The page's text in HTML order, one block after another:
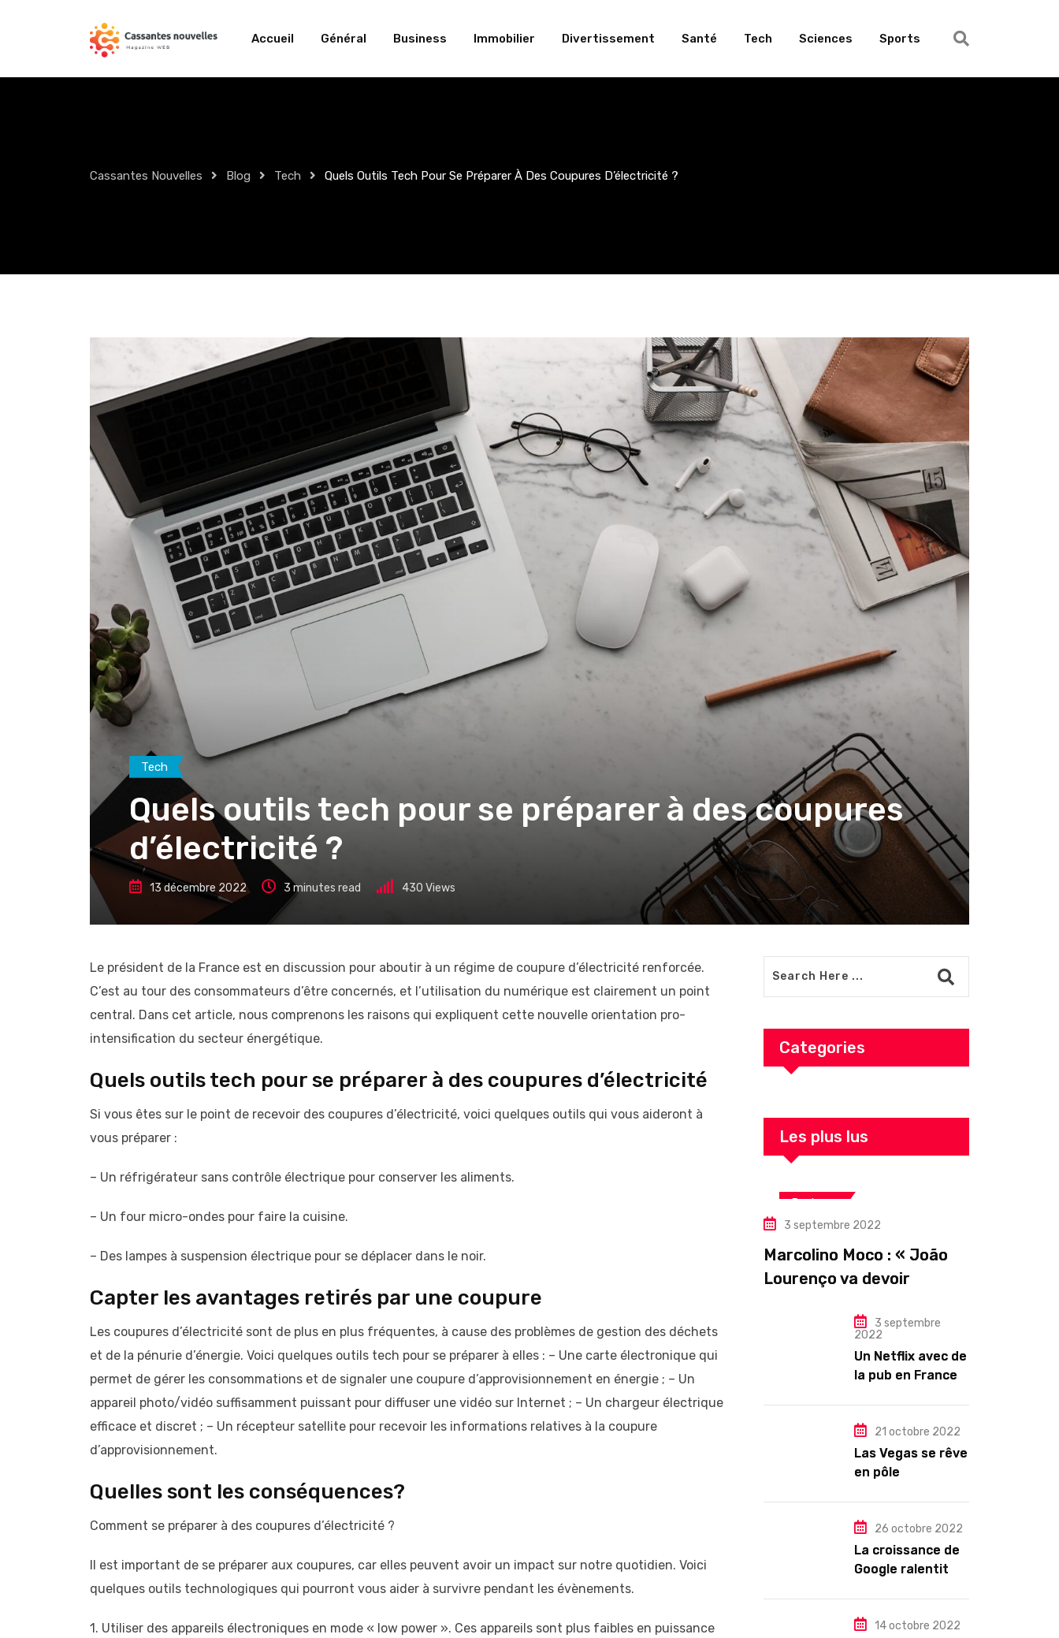
Accueil Général Business Immobilier Divertissement Santé Tech Sciences Sports
Cassantes Nouvelles Blog Tech Quels Outils Tech Pour Se Préparer À Des Coupures D’électricité ?
Tech
Quels outils tech pour se préparer à des coupures
d’électricité ?
13 décembre 2022 3 minutes read 430 Views
Le président de la France est en discussion pour aboutir à un régime de coupure d’électricité renforcée.
C’est au tour des consommateurs d’être concernés, et l’utilisation du numérique est clairement un point
central. Dans cet article, nous comprenons les raisons qui expliquent cette nouvelle orientation pro-
intensification du secteur énergétique.
Quels outils tech pour se préparer à des coupures d’électricité
Si vous êtes sur le point de recevoir des coupures d’électricité, voici quelques outils qui vous aideront à
vous préparer :
– Un réfrigérateur sans contrôle électrique pour conserver les aliments.
– Un four micro-ondes pour faire la cuisine.
– Des lampes à suspension électrique pour se déplacer dans le noir.
Capter les avantages retirés par une coupure
Les coupures d’électricité sont de plus en plus fréquentes, à cause des problèmes de gestion des déchets
et de la pénurie d’énergie. Voici quelques outils tech pour se préparer à elles : – Une carte électronique qui
permet de gérer les consommations et de signaler une coupure d’approvisionnement en énergie ; – Un
appareil photo/vidéo suffisamment puissant pour diffuser une vidéo sur Internet ; – Un chargeur électrique
efficace et discret ; – Un récepteur satellite pour recevoir les informations relatives à la coupure
d’approvisionnement.
Quelles sont les conséquences?
Comment se préparer à des coupures d’électricité ?
Il est important de se préparer aux coupures, car elles peuvent avoir un impact sur notre quotidien. Voici
quelques outils technologiques qui pourront vous aider à survivre pendant les évènements.
1. Utiliser des appareils électroniques en mode « low power ». Ces appareils sont plus faibles en puissance
Categories
Les plus lus
Business
3 septembre 2022
Marcolino Moco : « João
Lourenço va devoir
illégitimité visible »
3 septembre
2022
Un Netflix avec de
la pub en France
pour les abonnés
?
21 octobre 2022
Las Vegas se rêve
en pôle
26 octobre 2022
La croissance de
Google ralentit
14 octobre 2022